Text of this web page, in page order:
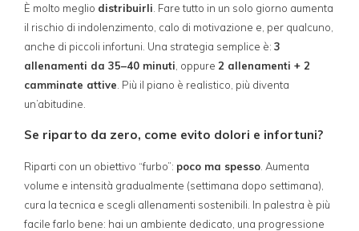
È molto meglio distribuirli . Fare tutto in un solo giorno aumenta
il rischio di indolenzimento, calo di motivazione e, per qualcuno,
anche di piccoli infortuni. Una strategia semplice è: 3
allenamenti da 35–40 minuti , oppure 2 allenamenti + 2
camminate attive . Più il piano è realistico, più diventa
un’abitudine.
Se riparto da zero, come evito dolori e infortuni?
Riparti con un obiettivo “furbo”: poco ma spesso . Aumenta
volume e intensità gradualmente (settimana dopo settimana),
cura la tecnica e scegli allenamenti sostenibili. In palestra è più
facile farlo bene: hai un ambiente dedicato, una progressione